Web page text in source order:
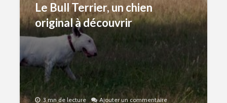
Le Bull Terrier, un chien
original à découvrir
3 mn de lecture Ajouter un commentaire